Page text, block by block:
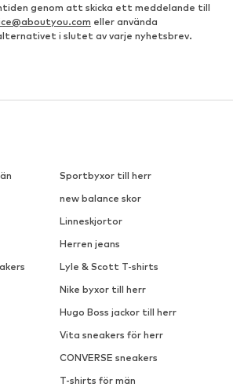
genom att skicka ett meddelande till
eller använda
i slutet av varje nyhetsbrev.
Sportbyxor till herr
new balance skor
Linneskjortor
Herren jeans
Lyle & Scott T-shirts
Nike byxor till herr
Hugo Boss jackor till herr
Vita sneakers för herr
CONVERSE sneakers
T-shirts för män